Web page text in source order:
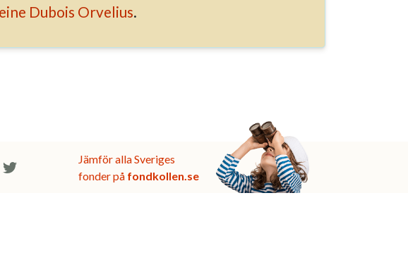
Dubois Orvelius.
Jämför alla Sveriges
fonder på fondkollen.se